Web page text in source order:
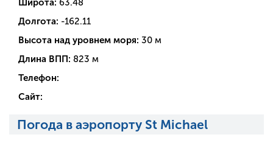
Широта: 63.48
Долгота: -162.11
Высота над уровнем моря: 30 м
Длина ВПП: 823 м
Телефон:
Сайт:
Погода в аэропорту St Michael